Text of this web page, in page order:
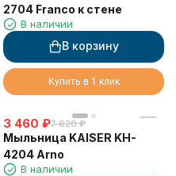
2704 Franco к стене
В наличии
В корзину
Купить в 1 клик
3 460 ₽7 620 ₽
Мыльница KAISER KH-
4204 Arno
В наличии